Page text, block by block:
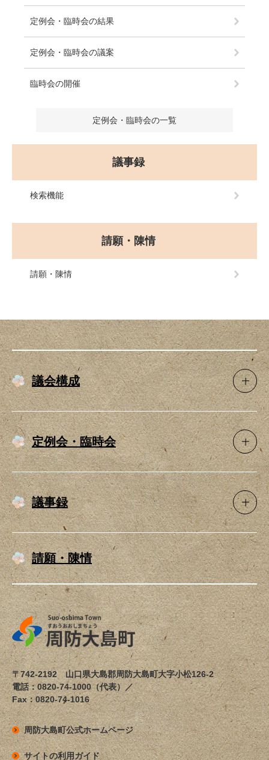
定例会・臨時会の結果
定例会・臨時会の議案
臨時会の開催
定例会・臨時会の一覧
議事録
検索機能
請願・陳情
請願・陳情
議会構成
定例会・臨時会
議事録
請願・陳情
〒742-2192 山口県大島郡周防大島町大字小松126-2
電話：0820-74-1000（代表）／
Fax：0820-74-1016
周防大島町公式ホームページ
サイトの利用ガイド